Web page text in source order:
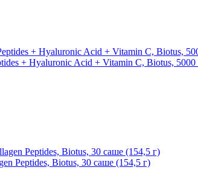
+ Hyaluronic Acid + Vitamin C, Biotus, 5000
Peptidеs, Biotus, 30 саше (154,5 г)